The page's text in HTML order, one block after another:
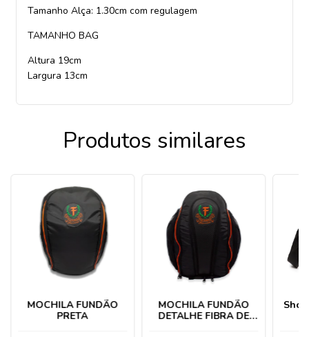
Tamanho Alça: 1.30cm com regulagem
TAMANHO BAG
Altura 19cm
Largura 13cm
Produtos similares
MOCHILA FUNDÃO
PRETA
MOCHILA FUNDÃO
DETALHE FIBRA DE